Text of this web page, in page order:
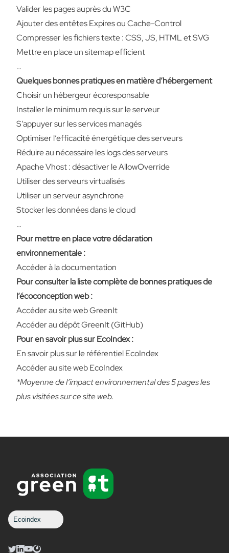
Valider les pages auprès du W3C
Ajouter des entêtes Expires ou Cache-Control
Compresser les fichiers texte : CSS, JS, HTML et SVG
Mettre en place un sitemap efficient
…
Quelques bonnes pratiques en matière d’hébergement
Choisir un hébergeur écoresponsable
Installer le minimum requis sur le serveur
S’appuyer sur les services managés
Optimiser l’efficacité énergétique des serveurs
Réduire au nécessaire les logs des serveurs
Apache Vhost : désactiver le AllowOverride
Utiliser des serveurs virtualisés
Utiliser un serveur asynchrone
Stocker les données dans le cloud
…
Pour mettre en place votre déclaration
environnementale :
Accéder à la documentation
Pour consulter la liste complète de bonnes pratiques de
l’écoconception web :
Accéder au site web GreenIt
Accéder au dépôt GreenIt (GitHub)
Pour en savoir plus sur EcoIndex :
En savoir plus sur le référentiel EcoIndex
Accéder au site web EcoIndex
*Moyenne de l’impact environnemental des 5 pages les
plus visitées sur ce site web.
Ecoindex